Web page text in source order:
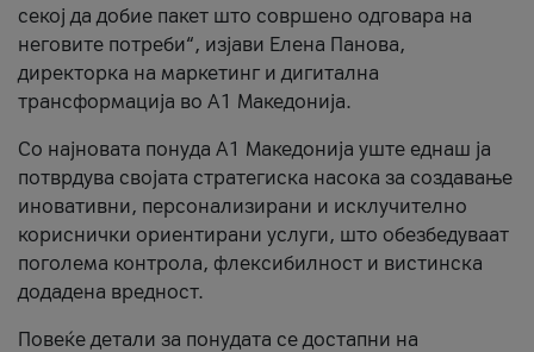
секој да добие пакет што совршено одговара на
неговите потреби“, изјави Елена Панова,
директорка на маркетинг и дигитална
трансформација во А1 Македонија.
Со најновата понуда А1 Македонија уште еднаш ја
потврдува својата стратегиска насока за создавање
иновативни, персонализирани и исклучително
кориснички ориентирани услуги, што обезбедуваат
поголема контрола, флексибилност и вистинска
додадена вредност.
Повеќе детали за понудата се достапни на